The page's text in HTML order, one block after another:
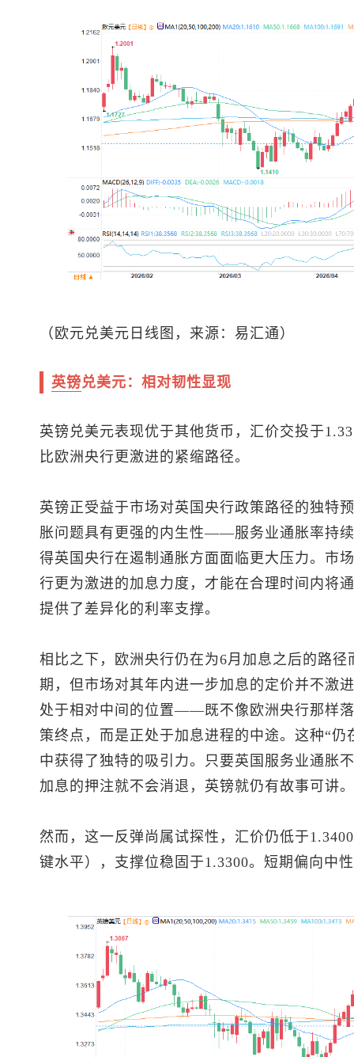
（ 欧元兑美元 日线图，来源：易汇通）
英镑兑美元 ：相对韧性显现
英镑兑美元表现优于其他货币，汇价交投于
比欧洲央行更激进的紧缩路径。
英镑正受益于市场对英国央行政策路径的独特
胀问题具有更强的内生性——服务业通胀率持
得英国央行在遏制通胀方面面临更大压力。市
行更为激进的加息力度，才能在合理时间内将
提供了差异化的利率支撑。
相比之下，欧洲央行仍在为6月加息之后的路
期，但市场对其年内进一步加息的定价并不激
处于相对中间的位置——既不像欧洲央行那样
策终点，而是正处于加息进程的中途。这种“
中获得了独特的吸引力。只要英国服务业通胀
加息的押注就不会消退，英镑就仍有故事可讲。
然而，这一反弹尚属试探性，汇价仍低于
键水平），支撑位稳固于1.3300。短期偏向中